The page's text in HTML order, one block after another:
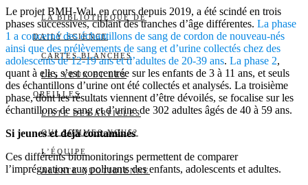
LA BIBLIOTHÈQUE DE
DAILY SCIENCE
CARTES BLANCHES
LES YEUX ET LES
OREILLES
LISTE DES ARTICLES
QUI SOMMES-NOUS?
L’ÉQUIPE
ALERTE QUOTIDIENNE
Le projet BMH-Wal, en cours depuis 2019, a été scindé en trois
phases successives, ciblant des tranches d’âge différentes. La phase
1 a concerné des échantillons de sang de cordon de nouveau-nés
ainsi que des prélèvements de sang et d’urine collectés chez des
adolescents de 12-19 ans et d’adultes de 20-39 ans. La phase 2,
quant à elle, s’est concentrée sur les enfants de 3 à 11 ans, et seuls
des échantillons d’urine ont été collectés et analysés. La troisième
phase, dont les résultats viennent d’être dévoilés, se focalise sur les
échantillons de sang et d’urine de 302 adultes âgés de 40 à 59 ans.
Si jeunes et déjà contaminés
Ces différents biomonitorings permettent de comparer
l’imprégnation aux polluants des enfants, adolescents et adultes.